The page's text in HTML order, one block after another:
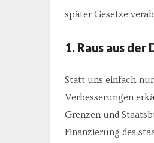
später Gesetze
1. Raus aus
Statt uns einfach
Verbesserungen
Grenzen und
Finanzierung des